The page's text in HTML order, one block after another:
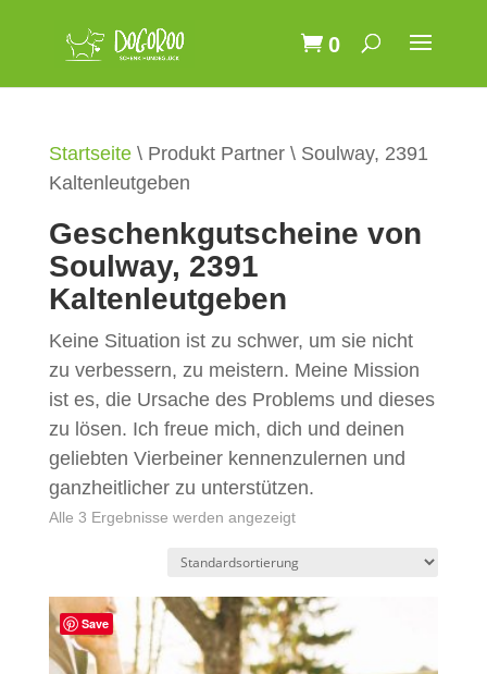
0
Startseite\ Produkt Partner \ Soulway, 2391
Kaltenleutgeben
Geschenkgutscheine von
Soulway, 2391
Kaltenleutgeben
Keine Situation ist zu schwer, um sie nicht
zu verbessern, zu meistern. Meine Mission
ist es, die Ursache des Problems und dieses
zu lösen. Ich freue mich, dich und deinen
geliebten Vierbeiner kennenzulernen und
ganzheitlicher zu unterstützen.
Alle 3 Ergebnisse werden angezeigt
Save